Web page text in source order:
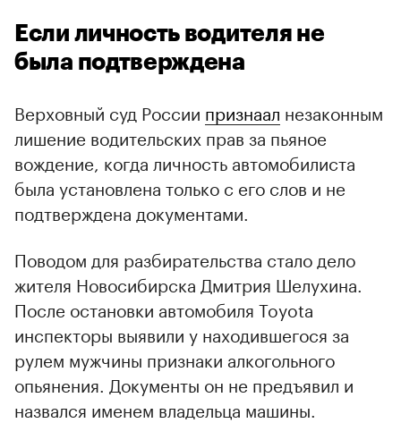
Если личность водителя не
была подтверждена
00:00 / 00:00
Верховный суд России признаал незаконным
лишение водительских прав за пьяное
вождение, когда личность автомобилиста
была установлена только с его слов и не
подтверждена документами.
Поводом для разбирательства стало дело
жителя Новосибирска Дмитрия Шелухина.
После остановки автомобиля Toyota
инспекторы выявили у находившегося за
рулем мужчины признаки алкогольного
опьянения. Документы он не предъявил и
назвался именем владельца машины.